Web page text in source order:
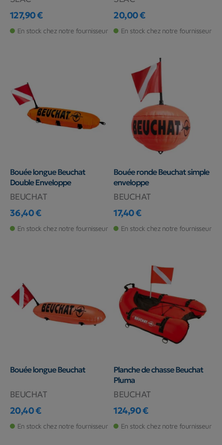
Prix
127,90 €
En stock chez notre fournisseur
Prix
20,00 €
En stock chez notre fournisseur
Bouée longue Beuchat
Double Enveloppe
BEUCHAT
Prix
36,40 €
En stock chez notre fournisseur
Bouée ronde Beuchat simple
enveloppe
BEUCHAT
Prix
17,40 €
En stock chez notre fournisseur
Bouée longue Beuchat
BEUCHAT
Prix
20,40 €
En stock chez notre fournisseur
Planche de chasse Beuchat
Pluma
BEUCHAT
Prix
124,90 €
En stock chez notre fournisseur